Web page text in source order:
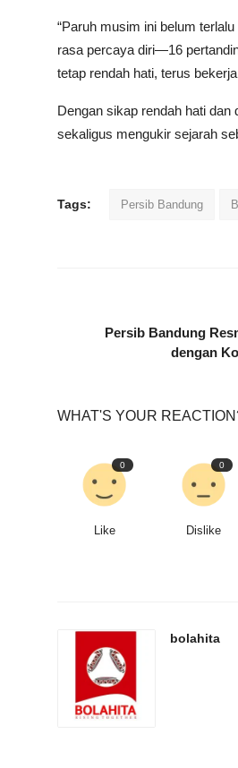
“Paruh musim ini belum
rasa percaya diri—16
tetap rendah hati, terus
Dengan sikap rendah hati
sekaligus mengukir sejarah
Tags: Persib Bandung
Persib Bandung
dengan
WHAT'S YOUR
0
Like
0
Dislike
bolahita